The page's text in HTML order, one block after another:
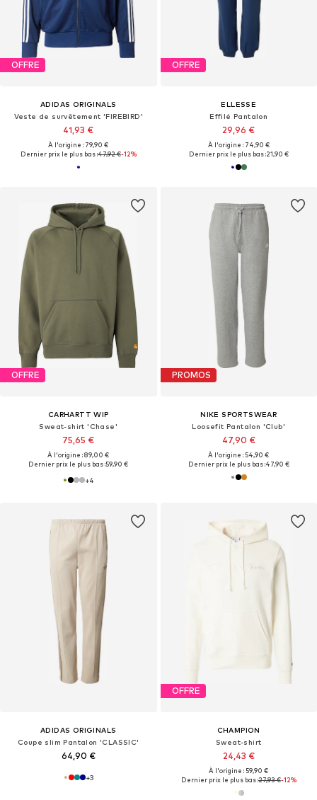
OFFRE
ADIDAS ORIGINALS
Veste de survêtement 'FIREBIRD'
41,93 €
À l'origine : 79,90 €
Dernier prix le plus bas :47,92 €-12%
OFFRE
ELLESSE
Effilé Pantalon
29,96 €
À l'origine : 74,90 €
Dernier prix le plus bas :21,90 €
OFFRE
CARHARTT WIP
Sweat-shirt 'Chase'
75,65 €
À l'origine : 89,00 €
Dernier prix le plus bas :59,90 €
+4
PROMOS
NIKE SPORTSWEAR
Loosefit Pantalon 'Club'
47,90 €
À l'origine : 54,90 €
Dernier prix le plus bas :47,90 €
ADIDAS ORIGINALS
Coupe slim Pantalon 'CLASSIC'
64,90 €
+3
OFFRE
CHAMPION
Sweat-shirt
24,43 €
À l'origine : 59,90 €
Dernier prix le plus bas :27,93 €-12%